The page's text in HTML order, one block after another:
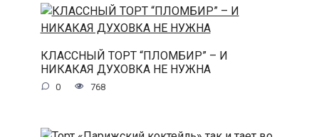
КЛАССНЫЙ ТОРТ “ПЛОМБИР” – И
НИКАКАЯ ДУХОВКА НЕ НУЖНА
0 768